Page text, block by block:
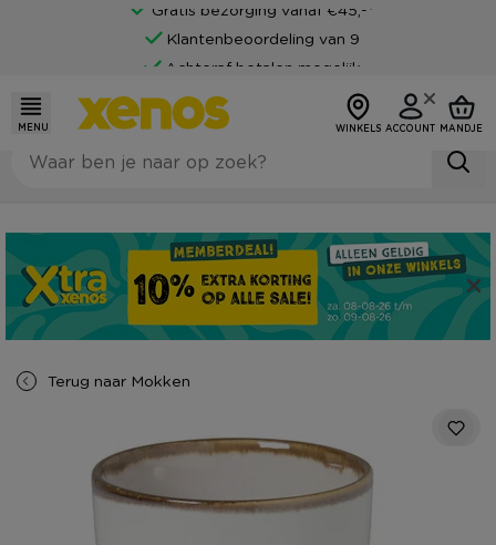
Gratis bezorging vanaf €45,-*
Klantenbeoordeling van 9
Achteraf betalen mogelijk
MENU WINKELS ACCOUNT MANDJE
Terug naar Mokken